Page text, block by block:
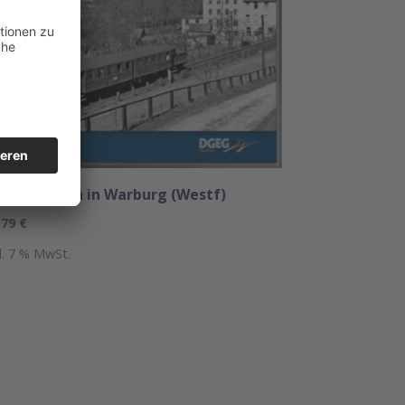
Eisenbahn in Warburg (Westf)
€
7 % MwSt.